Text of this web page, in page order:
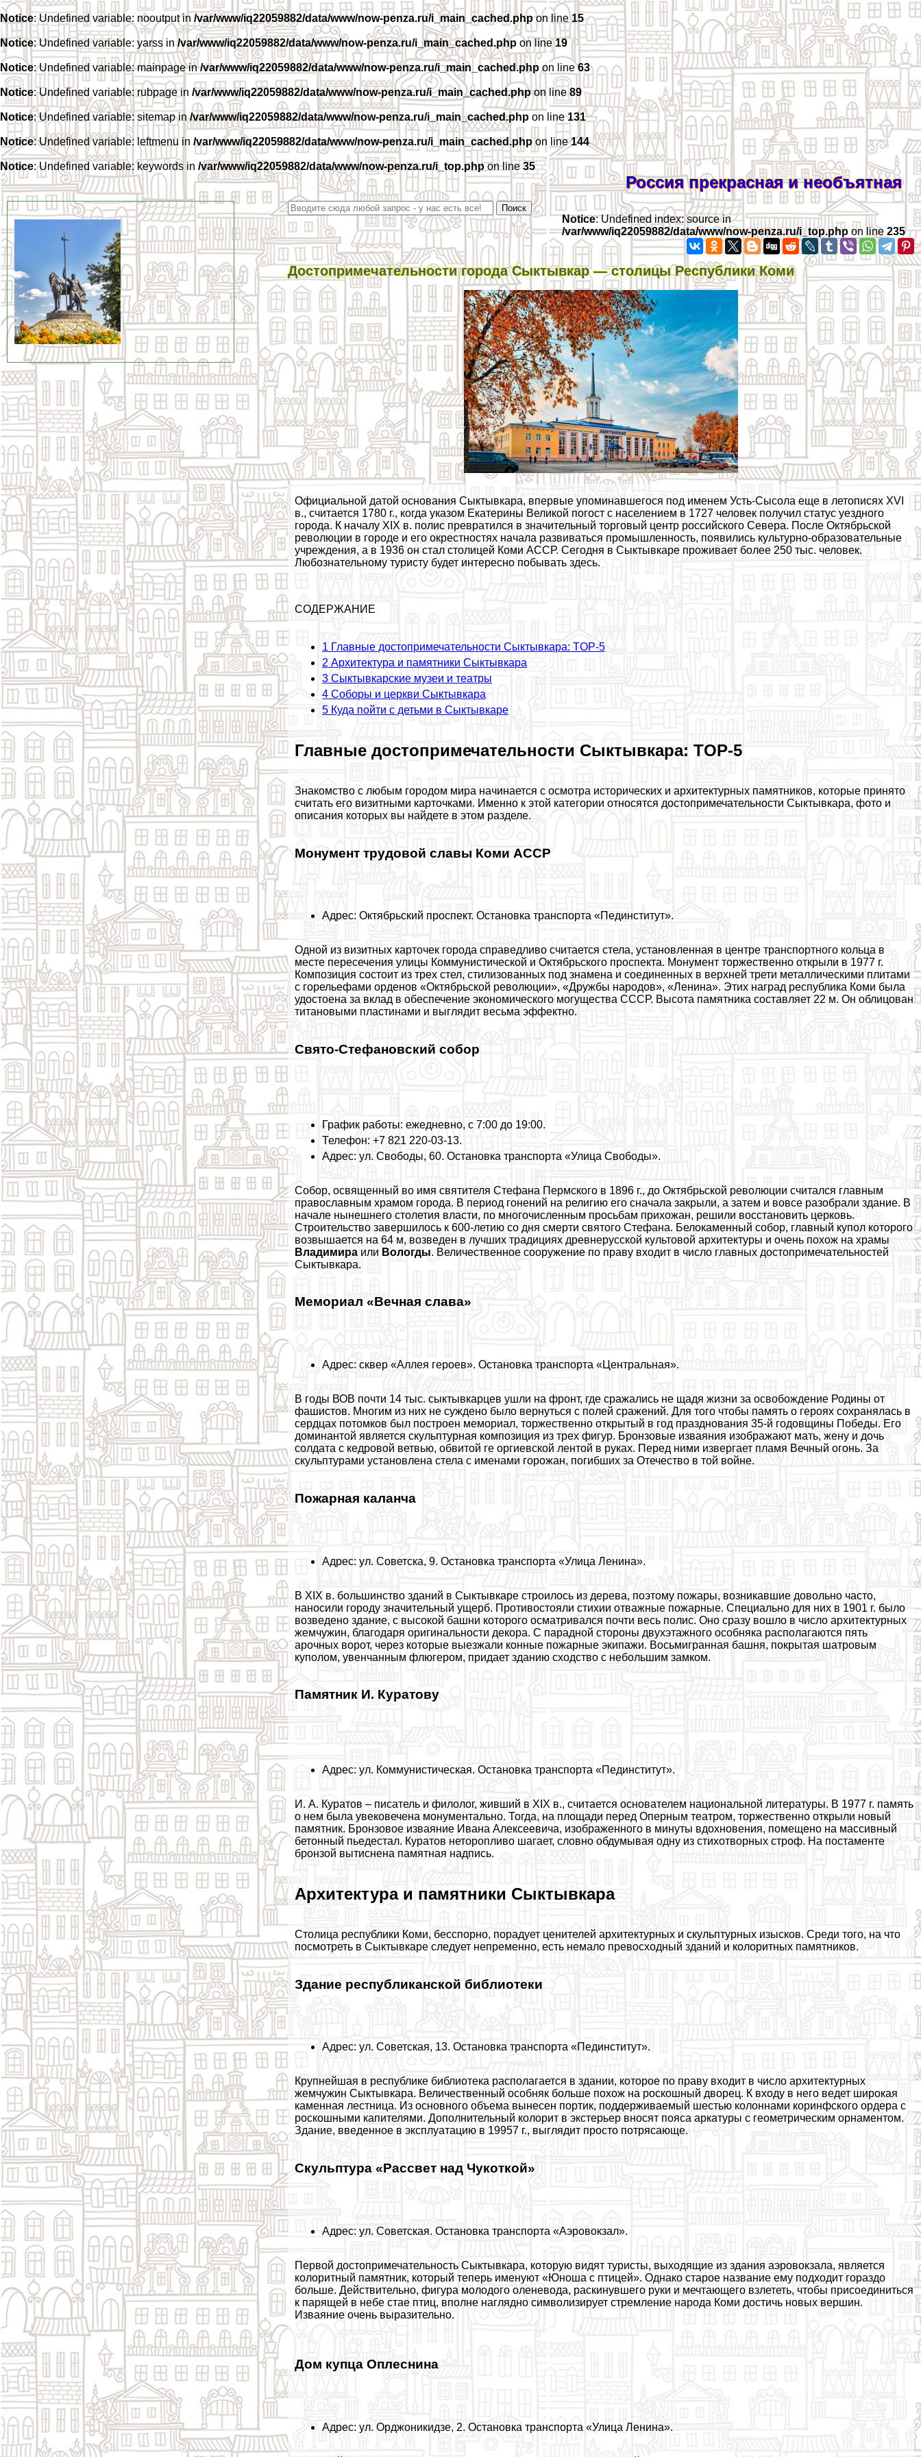
Notice: Undefined variable: nooutput in /var/www/iq22059882/data/www/now-penza.ru/i_main_cached.phpon line15
Notice: Undefined variable: yarss in /var/www/iq22059882/data/www/now-penza.ru/i_main_cached.php on line19
Notice: Undefined variable: mainpage in/var/www/iq22059882/data/www/now-penza.ru/i_main_cached.phpon line63
Notice: Undefined variable: rubpage in /var/www/iq22059882/data/www/now-penza.ru/i_main_cached.phpon line89
Notice: Undefined variable: sitemap in/var/www/iq22059882/data/www/now-penza.ru/i_main_cached.php on line131
Notice: Undefined variable: leftmenu in /var/www/iq22059882/data/www/now-penza.ru/i_main_cached.phpon line144
Notice: Undefined variable: keywords in /var/www/iq22059882/data/www/now-penza.ru/i_top.phpon line35
Россия прекрасная и необъятная
Notice: Undefined index: source in
/var/www/iq22059882/data/www/now-penza.ru/i_top.php on line235
Достопримечательности города Сыктывкар — столицы Республики Коми
Официальной датой основания Сыктывкара, впервые упоминавшегося под именем Усть-Сысола еще в летописях XVI
в., считается 1780 г., когда указом Екатерины Великой погост с населением в 1727 человек получил статус уездного
города. К началу XIX в. полис превратился в значительный торговый центр российского Севера. После Октябрьской
революции в городе и его окрестностях начала развиваться промышленность, появились культурно-образовательные
учреждения, а в 1936 он стал столицей Коми АССР. Сегодня в Сыктывкаре проживает более 250 тыс. человек.
Любознательному туристу будет интересно побывать здесь.
СОДЕРЖАНИЕ
1 Главные достопримечательности Сыктывкара: TOP-5
2 Архитектура и памятники Сыктывкара
3 Сыктывкарские музеи и театры
4 Соборы и церкви Сыктывкара
5 Куда пойти с детьми в Сыктывкаре
Главные достопримечательности Сыктывкара: TOP-5
Знакомство с любым городом мира начинается с осмотра исторических и архитектурных памятников, которые принято
считать его визитными карточками. Именно к этой категории относятся достопримечательности Сыктывкара, фото и
описания которых вы найдете в этом разделе.
Монумент трудовой славы Коми АССР
Адрес: Октябрьский проспект. Остановка трaнcпорта «Пединститут».
Одной из визитных карточек города справедливо считается стела, установленная в центре трaнcпортного кольца в
месте пересечения улицы Коммунистической и Октябрьского проспекта. Монумент торжественно открыли в 1977 г.
Композиция состоит из трех стел, стилизованных под знамена и соединенных в верхней трети металлическими плитами
с горельефами орденов «Октябрьской революции», «Дружбы народов», «Ленина». Этих наград республика Коми была
удостоена за вклад в обеспечение экономического могущества СССР. Высота памятника составляет 22 м. Он облицован
титановыми пластинами и выглядит весьма эффектно.
Свято-Стефановский собор
График работы: ежедневно, с 7:00 до 19:00.
Телефон: +7 821 220-03-13.
Адрес: ул. Свободы, 60. Остановка трaнcпорта «Улица Свободы».
Собор, освященный во имя святителя Стефана Пермского в 1896 г., до Октябрьской революции считался главным
православным храмом города. В период гонений на религию его сначала закрыли, а затем и вовсе разобрали здание. В
начале нынешнего столетия власти, по многочисленным просьбам прихожан, решили восстановить церковь.
Строительство завершилось к 600-летию со дня cмepти святого Стефана. Белокаменный собор, главный купол которого
возвышается на 64 м, возведен в лучших традициях древнерусской культовой архитектуры и очень похож на храмы
Владимира или Вологды. Величественное сооружение по праву входит в число главных достопримечательностей
Сыктывкара.
Мемориал «Вечная слава»
Адрес: сквер «Аллея героев». Остановка трaнcпорта «Центральная».
В годы ВОВ почти 14 тыс. сыктывкарцев ушли на фронт, где сражались не щадя жизни за освобождение Родины от
фашистов. Многим из них не суждено было вернуться с полей сражений. Для того чтобы память о героях сохранялась в
сердцах потомков был построен мемориал, торжественно открытый в год празднования 35-й годовщины Победы. Его
доминантой является скульптурная композиция из трех фигур. Бронзовые изваяния изображают мать, жену и дочь
солдата с кедровой ветвью, обвитой ге opгиевской лентой в руках. Перед ними извергает пламя Вечный огонь. За
скульптурами установлена стела с именами горожан, погибших за Отечество в той войне.
Пожарная каланча
Адрес: ул. Советска, 9. Остановка трaнcпорта «Улица Ленина».
В XIX в. большинство зданий в Сыктывкаре строилось из дерева, поэтому пожары, возникавшие довольно часто,
наносили городу значительный ущерб. Противостояли стихии отважные пожарные. Специально для них в 1901 г. было
возведено здание, с высокой башни которого осматривался почти весь полис. Оно сразу вошло в число архитектурных
жемчужин, благодаря оригинальности декора. С парадной стороны двухэтажного особняка располагаются пять
арочных ворот, через которые выезжали конные пожарные экипажи. Восьмигранная башня, покрытая шатровым
куполом, увенчанным флюгером, придает зданию сходство с небольшим замком.
Памятник И. Куратову
Адрес: ул. Коммунистическая. Остановка трaнcпорта «Пединститут».
И. А. Куратов – писатель и филолог, живший в XIX в., считается основателем национальной литературы. В 1977 г. память
о нем была увековечена монументально. Тогда, на площади перед Оперным театром, торжественно открыли новый
памятник. Бронзовое изваяние Ивана Алексеевича, изображенного в минуты вдохновения, помещено на массивный
бетонный пьедестал. Куратов неторопливо шагает, словно обдумывая одну из стихотворных строф. На постаменте
бронзой вытиснена памятная надпись.
Архитектура и памятники Сыктывкара
Столица республики Коми, бесспopно, порадует ценителей архитектурных и скульптурных изысков. Среди того, на что
посмотреть в Сыктывкаре следует непременно, есть немало превосходный зданий и колоритных памятников.
Здание республиканской библиотеки
Адрес: ул. Советская, 13. Остановка трaнcпорта «Пединститут».
Крупнейшая в республике библиотека располагается в здании, которое по праву входит в число архитектурных
жемчужин Сыктывкара. Величественный особняк больше похож на роскошный дворец. К входу в него ведет широкая
каменная лестница. Из основного объема вынесен портик, поддерживаемый шестью колоннами коринфского ордера с
роскошными капителями. Дополнительный колорит в экстерьер вносят пояса аркатуры с геометрическим орнаментом.
Здание, введенное в эксплуатацию в 19957 г., выглядит просто потрясающе.
Скульптура «Рассвет над Чукоткой»
Адрес: ул. Советская. Остановка трaнcпорта «Аэровокзал».
Первой достопримечательность Сыктывкара, которую видят туристы, выходящие из здания аэровокзала, является
колоритный памятник, который теперь именуют «Юноша с птицей». Однако старое название ему подходит гораздо
больше. Действительно, фигура молодого оленевода, раскинувшего руки и мечтающего взлететь, чтобы присоединиться
к парящей в небе стае птиц, вполне наглядно символизирует стремление народа Коми достичь новых вершин.
Изваяние очень выразительно.
Дом купца Оплеснина
Адрес: ул. Орджоникидзе, 2. Остановка трaнcпорта «Улица Ленина».